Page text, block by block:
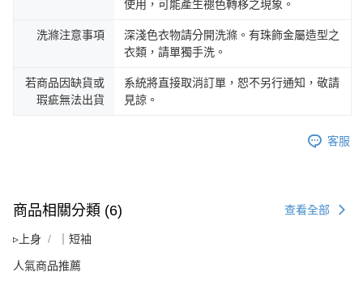
使用，可能產生褪色轉移之現象。
洗滌注意事項
深淺色衣物請分開洗滌。有珠飾金屬造型之
衣類，請單獨手洗。
若商品因缺貨或
瑕疵無法出貨
系統將直接取消訂單，恕不另行通知，敬請
見諒。
客服
商品相關分類 (6) 查看全部
▹上身 ｜短袖
人氣商品推薦